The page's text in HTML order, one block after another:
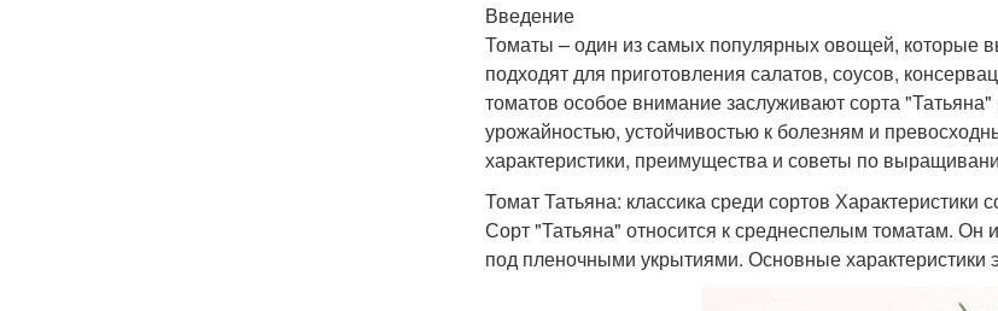
Введение
Томаты – один из самых популярных овощей,
подходят для приготовления салатов, соусов,
томатов особое внимание заслуживают сорта
урожайностью, устойчивостью к болезням и
характеристики, преимущества и советы по
Томат Татьяна: классика среди сортов Характеристики
Сорт "Татьяна" относится к среднеспелым томатам.
под пленочными укрытиями. Основные характеристики